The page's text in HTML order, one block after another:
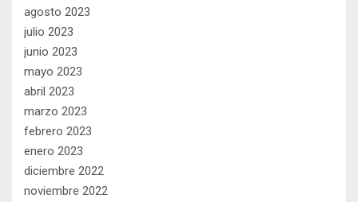
agosto 2023
julio 2023
junio 2023
mayo 2023
abril 2023
marzo 2023
febrero 2023
enero 2023
diciembre 2022
noviembre 2022